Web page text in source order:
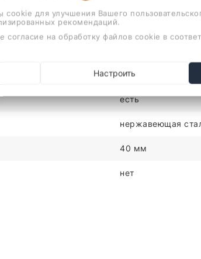
нет
есть
нержавеющая
40 мм
нет
cookie для улучшения Вашего
рекомендаций.
согласие на обработку файлов cookie в
Настроить